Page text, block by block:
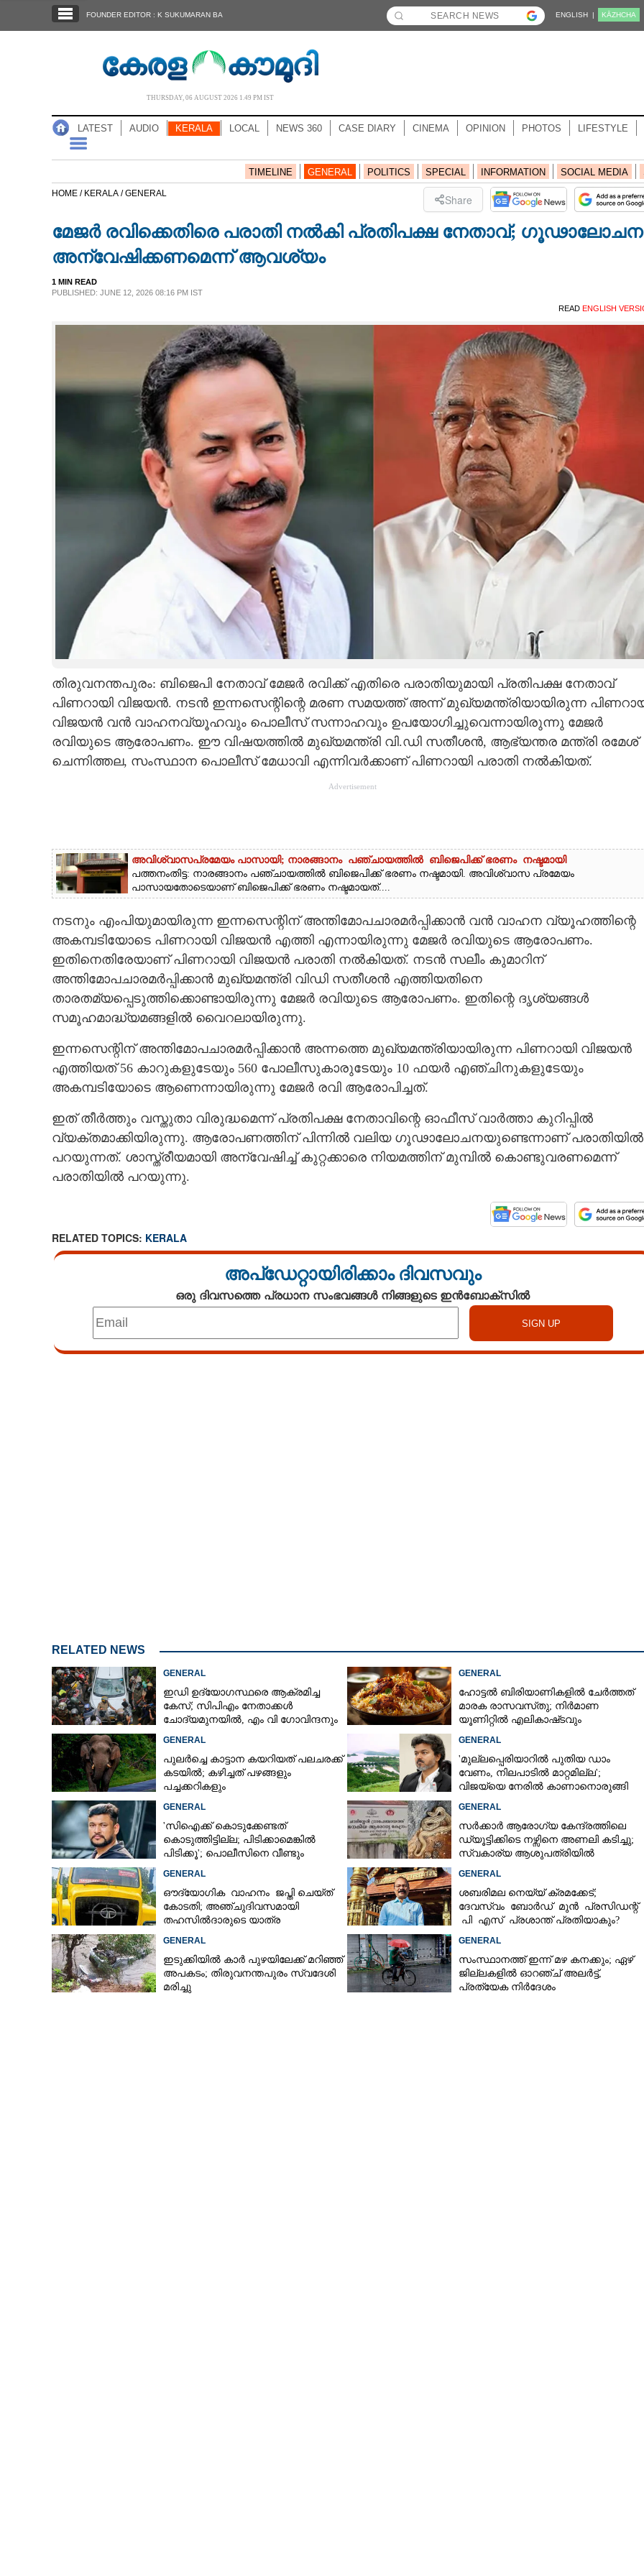
NOTIFIED NEWS
NEWS 360
CASE DIARY
LITERATURE
FOUNDER EDITOR : K SUKUMARAN BA ENGLISH | KĀZHCHA
THURSDAY, 06 AUGUST 2026 1.49 PM IST
LATEST AUDIO KERALA LOCAL NEWS 360 CASE DIARY CINEMA OPINION PHOTOS LIFESTYLE
TIMELINE GENERAL POLITICS SPECIAL INFORMATION SOCIAL MEDIA
HOME / KERALA /GENERAL Share
മേജര്‍ രവിക്കെതിരെ പരാതി നല്‍കി പ്രതിപക്ഷ നേതാവ്; ഗൂഢാലോചന
അന്വേഷിക്കണമെന്ന് ആവശ്യം
1 MIN READ
PUBLISHED: JUNE 12, 2026 08:16 PM IST
READ ENGLISH
തിരുവനന്തപുരം: ബിജെപി നേതാവ് മേജര്‍ രവിക്ക് എതിരെ പരാതിയുമായി പ്രതിപക്ഷ നേതാവ്
പിണറായി വിജയന്‍. നടന്‍ ഇന്നസെന്റിന്റെ മരണ സമയത്ത് അന്ന് മുഖ്യമന്ത്രിയായിരുന്ന
വിജയന്‍ വന്‍ വാഹനവ്യൂഹവും പൊലീസ് സന്നാഹവും ഉപയോഗിച്ചുവെന്നായിരുന്നു മേജര്‍
രവിയുടെ ആരോപണം. ഈ വിഷയത്തില്‍ മുഖ്യമന്ത്രി വി.ഡി സതീശന്‍, ആഭ്യന്തര മന്ത്രി രമേശ്
ചെന്നിത്തല, സംസ്ഥാന പൊലീസ് മേധാവി എന്നിവര്‍ക്കാണ് പിണറായി പരാതി നല്‍കിയത്.
Advertisement
അവിശ്വാസപ്രമേയം പാസായി; നാരങ്ങാനം പഞ്ചായത്തിൽ ബിജെപിക്ക് ഭരണം നഷ്ടമായി
പത്തനംതിട്ട: നാരങ്ങാനം പഞ്ചായത്തിൽ ബിജെപിക്ക് ഭരണം നഷ്ടമായി. അവിശ്വാസ പ്രമേയം
പാസായതോടെയാണ് ബിജെപിക്ക് ഭരണം നഷ്ടമായത്....
നടനും എംപിയുമായിരുന്ന ഇന്നസെന്റിന് അന്തിമോപചാരമര്‍പ്പിക്കാന്‍ വന്‍ വാഹന വ്യൂഹത്തിന്റെ
അകമ്പടിയോടെ പിണറായി വിജയന്‍ എത്തി എന്നായിരുന്നു മേജര്‍ രവിയുടെ ആരോപണം.
ഇതിനെതിരേയാണ് പിണറായി വിജയന്‍ പരാതി നല്‍കിയത്. നടന്‍ സലീം കുമാറിന്
അന്തിമോപചാരമര്‍പ്പിക്കാന്‍ മുഖ്യമന്ത്രി വിഡി സതീശന്‍ എത്തിയതിനെ
താരതമ്യപ്പെടുത്തിക്കൊണ്ടായിരുന്നു മേജര്‍ രവിയുടെ ആരോപണം. ഇതിന്റെ ദൃശ്യങ്ങള്‍
സമൂഹമാദ്ധ്യമങ്ങളില്‍ വൈറലായിരുന്നു.
ഇന്നസെന്റിന് അന്തിമോപചാരമര്‍പ്പിക്കാന്‍ അന്നത്തെ മുഖ്യമന്ത്രിയായിരുന്ന പിണറായി വിജയന്‍
എത്തിയത് 56 കാറുകളുടേയും 560 പോലീസുകാരുടേയും 10 ഫയര്‍ എഞ്ചിനുകളുടേയും
അകമ്പടിയോടെ ആണെന്നായിരുന്നു മേജര്‍ രവി ആരോപിച്ചത്.
ഇത് തീര്‍ത്തും വസ്തുതാ വിരുദ്ധമെന്ന് പ്രതിപക്ഷ നേതാവിന്റെ ഓഫീസ് വാര്‍ത്താ കുറിപ്പില്‍
വ്യക്തമാക്കിയിരുന്നു. ആരോപണത്തിന് പിന്നില്‍ വലിയ ഗൂഢാലോചനയുണ്ടെന്നാണ് പരാതിയില്‍
പറയുന്നത്. ശാസ്ത്രീയമായി അന്വേഷിച്ച് കുറ്റക്കാരെ നിയമത്തിന് മുമ്പില്‍ കൊണ്ടുവരണമെന്ന്
പരാതിയില്‍ പറയുന്നു.
RELATED TOPICS: KERALA
അപ്ഡേറ്റായിരിക്കാം ദിവസവും
ഒരു ദിവസത്തെ പ്രധാന സംഭവങ്ങൾ നിങ്ങളുടെ ഇൻബോക്സിൽ
RELATED NEWS
GENERAL
ഇഡി ഉദ്യോഗസ്ഥരെ ആക്രമിച്ച
കേസ്; സിപിഎം നേതാക്കൾ
ചോദ്യമുനയിൽ, എം വി ഗോവിന്ദനും
GENERAL
ഹോട്ടൽ ബിരിയാണികളിൽ ചേർത്തത്
മാരക രാസവസ്‌തു; നിർമാണ
യൂണിറ്റിൽ എലികാഷ്‌ടവും
GENERAL
പുലർച്ചെ കാട്ടാന കയറിയത് പലചരക്ക്
കടയിൽ; കഴിച്ചത് പഴങ്ങളും
പച്ചക്കറികളും
GENERAL
'മുല്ലപ്പെരിയാറിൽ പുതിയ ഡാം
വേണം, നിലപാടിൽ മാറ്റമില്ല';
വിജയ്‌യെ നേരിൽ കാണാനൊരുങ്ങി
GENERAL
'സിഐക്ക് കൊടുക്കേണ്ടത്
കൊടുത്തിട്ടില്ല; പിടിക്കാമെങ്കിൽ
പിടിക്കൂ'; പൊലീസിനെ വീണ്ടും
GENERAL
സർക്കാർ ആരോഗ്യ കേന്ദ്രത്തിലെ
ഡ്യൂട്ടിക്കിടെ നഴ്സിനെ അണലി കടിച്ചു;
സ്വകാര്യ ആശുപത്രിയിൽ
GENERAL
ഔദ്യോഗിക വാഹനം ജപ്തി ചെയ്ത്
കോടതി; അഞ്ചുദിവസമായി
തഹസിൽദാരുടെ യാത്ര
GENERAL
ശബരിമല നെയ്യ് ക്രമക്കേട്;
ദേവസ്വം ബോർഡ് മുൻ പ്രസിഡന്റ്
പി എസ് പ്രശാന്ത് പ്രതിയാകും?
GENERAL
ഇടുക്കിയിൽ കാർ പുഴയിലേക്ക് മറിഞ്ഞ്
അപകടം; തിരുവനന്തപുരം സ്വദേശി
മരിച്ചു
GENERAL
സംസ്ഥാനത്ത് ഇന്ന് മഴ കനക്കും; ഏഴ്
ജില്ലകളിൽ ഓറഞ്ച് അലർട്ട്,
പ്രത്യേക നിർദേശം
മേജര്‍ രവിക്കെതിരെ പരാതി നല്‍കി
പ്രതിപക്ഷ നേതാവ്; ഗൂഢാലോചന
അന്വേഷിക്കണമെന്ന് ആവശ്യം